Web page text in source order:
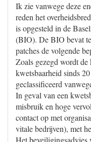
Ik zie vanwege deze
reden het
is opgesteld in de
(BIO). De BIO bevat
patches de volgende
Zoals gezegd wordt
kwetsbaarheid sinds
geclassificeerd
In geval van een
misbruik en hoge
contact op met
vitale bedrijven), met
Het beveiligingsadvies